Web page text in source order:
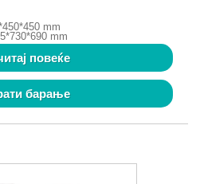
mm
mm
повеќе
барање